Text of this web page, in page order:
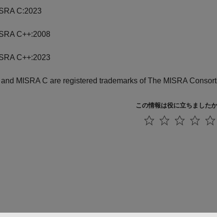
C:2023
C++:2008
C++:2023
and MISRA C are registered trademarks of The MISRA
この情報は役に立ちました